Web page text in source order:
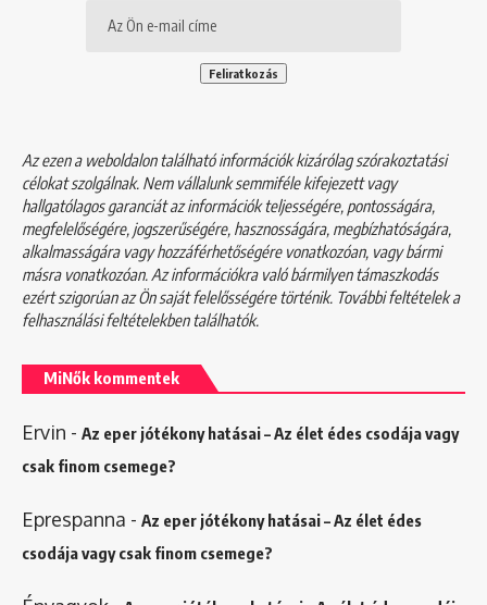
Az ezen a weboldalon található információk kizárólag szórakoztatási
célokat szolgálnak. Nem vállalunk semmiféle kifejezett vagy
hallgatólagos garanciát az információk teljességére, pontosságára,
megfelelőségére, jogszerűségére, hasznosságára, megbízhatóságára,
alkalmasságára vagy hozzáférhetőségére vonatkozóan, vagy bármi
másra vonatkozóan. Az információkra való bármilyen támaszkodás
ezért szigorúan az Ön saját felelősségére történik. További feltételek a
felhasználási feltételekbentalálhatók.
MiNők kommentek
Ervin - Az eper jótékony hatásai – Az élet édes csodája vagy
csak finom csemege?
Eprespanna - Az eper jótékony hatásai – Az élet édes
csodája vagy csak finom csemege?